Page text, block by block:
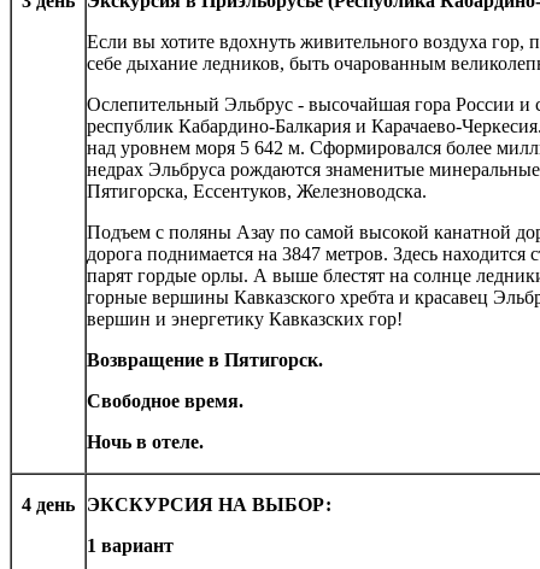
Если вы хотите вдохнуть живительного воздуха
себе дыхание ледников, быть очарованным
Ослепительный Эльбрус - высочайшая гора России
республик Кабардино-Балкария и Карачаево-
над уровнем моря 5 642 м. Сформировался более
недрах Эльбруса рождаются знаменитые
Пятигорска, Ессентуков, Железноводска.
Подъем с поляны Азау по самой высокой канатной
дорога поднимается на 3847 метров. Здесь
парят гордые орлы. А выше блестят на солнце
горные вершины Кавказского хребта и красавец
вершин и энергетику Кавказских гор!
Возвращение в Пятигорск.
Свободное время.
Ночь в отеле.
4 день
ЭКСКУРСИЯ НА ВЫБОР:
1 вариант